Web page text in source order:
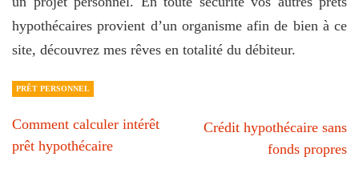
hypothécaires provient d’un organisme afin de bien à ce
site, découvrez mes rêves en totalité du débiteur.
PRÊT PERSONNEL
Comment calculer intérêt
prêt hypothécaire
Crédit hypothécaire sans
fonds propres